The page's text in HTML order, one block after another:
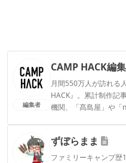
編集者
CAMP HACK編
月間550万人が訪れる
HACK』。累計制作記
機関、「髙島屋」や「
CAMP HACK編集部
ずぼらまま
ファミリーキャンプ